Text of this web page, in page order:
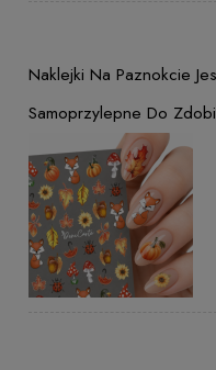
Naklejki Na Paznokcie
Samoprzylepne Do